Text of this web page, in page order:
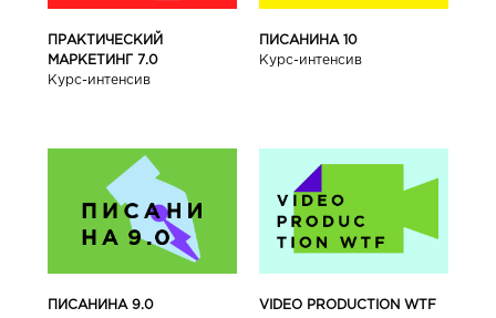
ПРАКТИЧЕСКИЙ
МАРКЕТИНГ 7.0
Курс-интенсив
ПИСАНИНА 10
Курс-интенсив
ПИСАНИНА 9.0
VIDEO PRODUCTION WTF